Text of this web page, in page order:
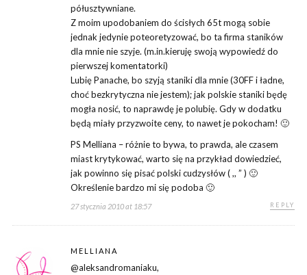
półusztywniane.
Z moim upodobaniem do ścisłych 65t mogą sobie
jednak jedynie poteoretyzować, bo ta firma staników
dla mnie nie szyje. (m.in.kieruję swoją wypowiedź do
pierwszej komentatorki)
Lubię Panache, bo szyją staniki dla mnie (30FF i ładne,
choć bezkrytyczna nie jestem); jak polskie staniki będę
mogła nosić, to naprawdę je polubię. Gdy w dodatku
będą miały przyzwoite ceny, to nawet je pokocham! 🙂
PS Melliana – różnie to bywa, to prawda, ale czasem
miast krytykować, warto się na przykład dowiedzieć,
jak powinno się pisać polski cudzysłów ( ,, ” ) 🙂
Określenie bardzo mi się podoba 🙂
27 stycznia 2010 at 18:57 REPLY
MELLIANA
@aleksandromaniaku,